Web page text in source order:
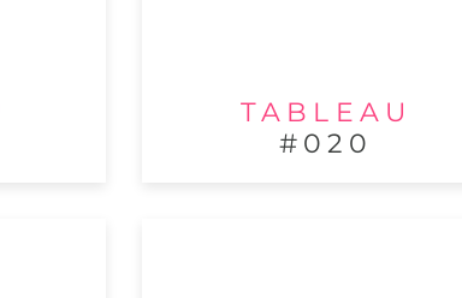
TABLEAU
#020